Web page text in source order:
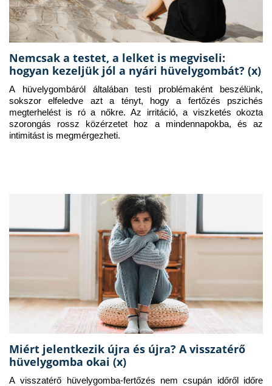
Nemcsak a testet, a lelket is megviseli:
hogyan kezeljük jól a nyári hüvelygombát? (x)
A hüvelygombáról általában testi problémaként beszélünk,
sokszor elfeledve azt a tényt, hogy a fertőzés pszichés
megterhelést is ró a nőkre. Az irritáció, a viszketés okozta
szorongás rossz közérzetet hoz a mindennapokba, és az
intimitást is megmérgezheti.
Miért jelentkezik újra és újra? A visszatérő
hüvelygomba okai (x)
A visszatérő hüvelygomba-fertőzés nem csupán időről időre